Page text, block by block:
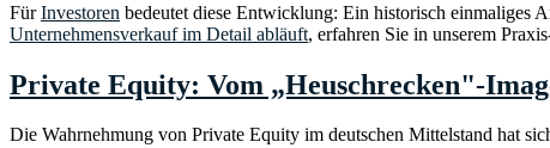
FürInvestoren bedeutet diese Entwicklung: Ein historisch einmaliges
Unternehmensverkauf im Detail abläuft, erfahren Sie in unserem
Private Equity: Vom „Heuschrecken"-
Die Wahrnehmung von Private Equity im deutschen Mittelstand hat